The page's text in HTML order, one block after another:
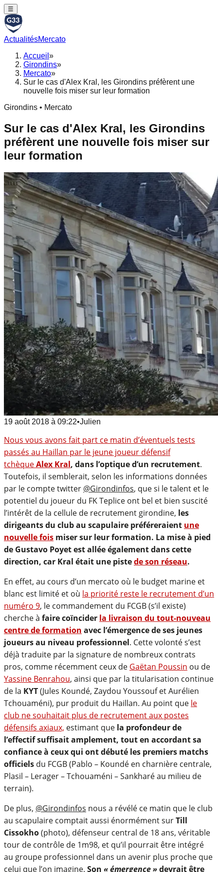
☰
ActualitésMercato
Accueil »
Girondins»
Mercato»
Sur le cas d'Alex Kral, les Girondins préfèrent une
nouvelle fois miser sur leur formation
Girondins • Mercato
Sur le cas d'Alex Kral, les Girondins
préfèrent une nouvelle fois miser sur
leur formation
19 août 2018 à 09:22•Julien
Nous vous avons fait part ce matin d’éventuels tests
passés au Haillan par le jeune joueur défensif
tchèqueAlex Kral, dans l’optique d’un recrutement.
Toutefois, il semblerait, selon les informations données
par le compte twitter @Girondinfos, que si le talent et le
potentiel du joueur du FK Teplice ont bel et bien suscité
l’intérêt de la cellule de recrutement girondine, les
dirigeants du club au scapulaire préféreraient une
nouvelle fois miser sur leur formation. La mise à pied
de Gustavo Poyet est allée également dans cette
direction, car Kral était une pistede son réseau.
En effet, au cours d’un mercato où le budget marine et
blanc est limité et où la priorité reste le recrutement d’un
numéro 9, le commandement du FCGB (s’il existe)
cherche à faire coïncider la livraison du tout-nouveau
centre de formation avec l’émergence de ses jeunes
joueurs au niveau professionnel. Cette volonté s’est
déjà traduite par la signature de nombreux contrats
pros, comme récemment ceux de Gaëtan Poussin ou de
Yassine Benrahou, ainsi que par la titularisation continue
de la KYT(Jules Koundé, Zaydou Youssouf et Aurélien
Tchouaméni), pur produit du Haillan. Au point que le
club ne souhaitait plus de recrutement aux postes
défensifs axiaux, estimant que la profondeur de
l’effectif suffisait amplement, tout en accordant sa
confiance à ceux qui ont débuté les premiers matchs
officiels du FCGB (Pablo – Koundé en charnière centrale,
Plasil – Lerager – Tchouaméni – Sankharé au milieu de
terrain).
De plus, @Girondinfos nous a révélé ce matin que le club
au scapulaire comptait aussi énormément surTill
Cissokho(photo), défenseur central de 18 ans, véritable
tour de contrôle de 1m98, et qu’il pourrait être intégré
au groupe professionnel dans un avenir plus proche que
celui que l’on imagine. Son « émergence »devrait être